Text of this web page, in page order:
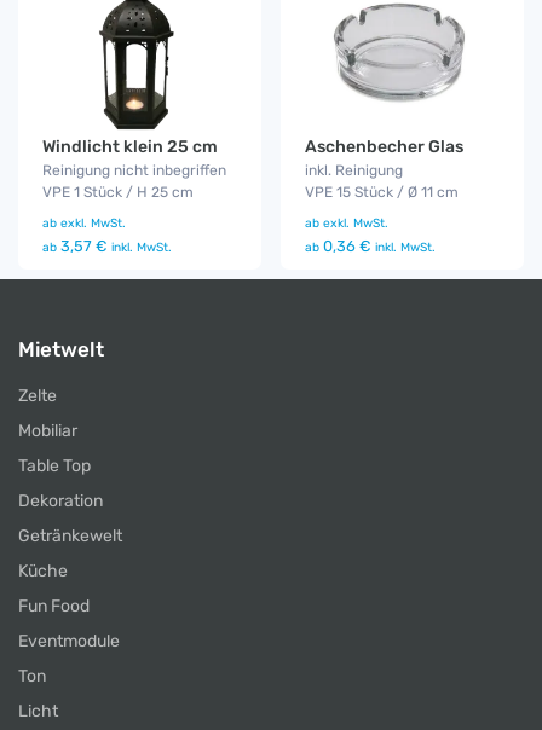
Windlicht klein 25 cm
Reinigung nicht inbegriffen
VPE 1 Stück / H 25 cm
ab exkl. MwSt.
ab 3,57 € inkl. MwSt.
Aschenbecher Glas
inkl. Reinigung
VPE 15 Stück / Ø 11 cm
ab exkl. MwSt.
ab 0,36 € inkl. MwSt.
Mietwelt
Zelte
Mobiliar
Table Top
Dekoration
Getränkewelt
Küche
Fun Food
Eventmodule
Ton
Licht